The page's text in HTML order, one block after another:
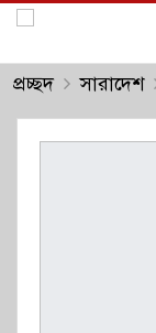
প্রচ্ছদ সারাদেশ